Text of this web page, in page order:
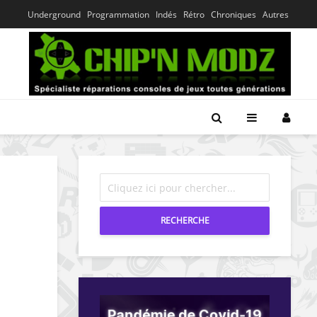
Underground Programmation Indés Rétro Chroniques Autres
RECHERCHE